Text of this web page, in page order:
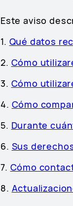
Este aviso
1. Qué datos
2. Cómo
3. Cómo
4. Cómo
5. Durante
6. Sus
7. Cómo
8.